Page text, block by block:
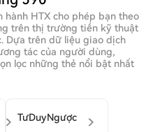
hành HTX cho phép bạn theo
trên thị trường tiền kỹ thuật
Dựa trên dữ liệu giao dịch
tác của người dùng,
lọc những thẻ nổi bật nhất
TưDuyNgược